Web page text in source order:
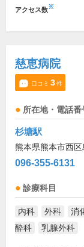
アクセス数※
慈恵病院
口コミ 3件
所在地・電話番
杉塘駅
熊本県熊本市西
096-355-6131
診療科目
内科 外科 消
酔科
乳腺外科